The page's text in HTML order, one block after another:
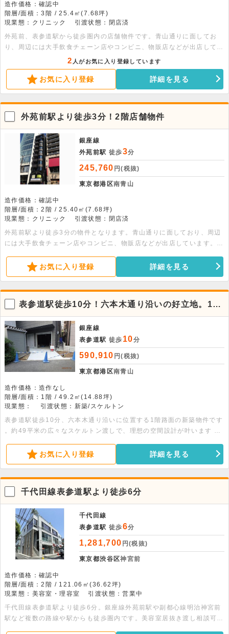
造作価格：確認中
階層/面積：3階 / 25.4㎡(7.68坪)
現業態：クリニック
引渡状態：閉店済
外苑前、表参道駅から徒歩圏内の店舗物件です。青山通りに面してお
り、周辺には大手飲食チェーン店やコンビニ、物販店などが出店してい
2 人がお気に入り登録しています
お気に入り登録 詳細を見る
外苑前駅より徒歩3分！2階店舗物件
銀座線
外苑前駅 徒歩3分
245,760 円(税抜)
東京都港区南青山
造作価格：確認中
階層/面積：2階 / 25.40㎡(7.68坪)
現業態：クリニック
引渡状態：閉店済
外苑前駅より徒歩3分の物件となります。青山通りに面しており、周辺
には大手飲食チェーン店やコンビニ、物販店などが出店しています。詳
お気に入り登録 詳細を見る
表参道駅徒歩10分！六本木通り沿いの好立地。1階
新築貸店舗事務所
銀座線
表参道駅 徒歩 10分
590,910 円(税抜)
東京都港区南青山
造作価格：造作なし
階層/面積：1階 / 49.2㎡(14.88坪)
現業態：
引渡状態：新築/スケルトン
表参道駅徒歩10分、六本木通り沿いに位置する1階路面の新築物件です
。約49平米の広々なスケルトン渡しで、理想の空間設計が叶います 。
お気に入り登録 詳細を見る
千代田線表参道駅より徒歩6分
千代田線
表参道駅 徒歩6分
1,281,700 円(税抜)
東京都渋谷区神宮前
造作価格：確認中
階層/面積：2階 / 121.06㎡(36.62坪)
現業態：美容室・理容室
引渡状態：営業中
千代田線表参道駅より徒歩6分。銀座線外苑前駅や副都心線明治神宮前
駅など複数の路線や駅からも徒歩圏内です。美容室居抜き渡し相談可能